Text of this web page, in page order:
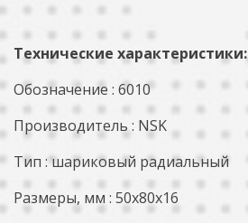
Технические характеристики:
Обозначение : 6010
Производитель : NSK
Тип : шариковый радиальный
Размеры, мм : 50x80x16